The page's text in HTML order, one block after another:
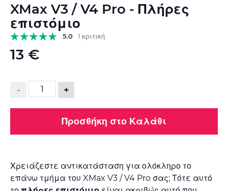
XMax V3 / V4 Pro - Πλήρες
επιστόμιο
5.0 1 κριτική
13 €
- +
Προσθήκη στο Καλάθι
Χρειάζεστε αντικατάσταση για ολόκληρο το
επάνω τμήμα του XMax V3 / V4 Pro σας; Τότε αυτό
στην
αρχή
της
συλλογής
εικόνων